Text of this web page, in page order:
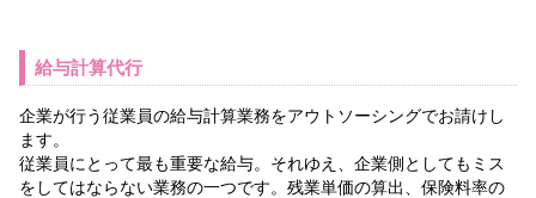
給与計算代行
企業が行う従業員の給与計算業務をアウトソーシングでお請けし
ます。
従業員にとって最も重要な給与。それゆえ、企業側としてもミス
をしてはならない業務の一つです。残業単価の算出、保険料率の